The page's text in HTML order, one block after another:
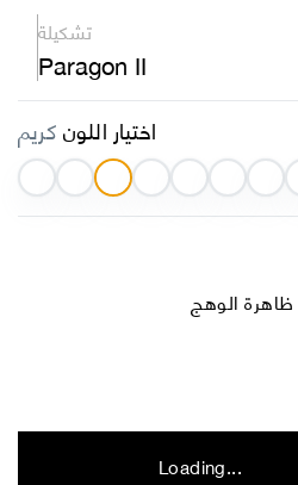
تشكيلة
Paragon II
اختيار اللونكريم
Loading...